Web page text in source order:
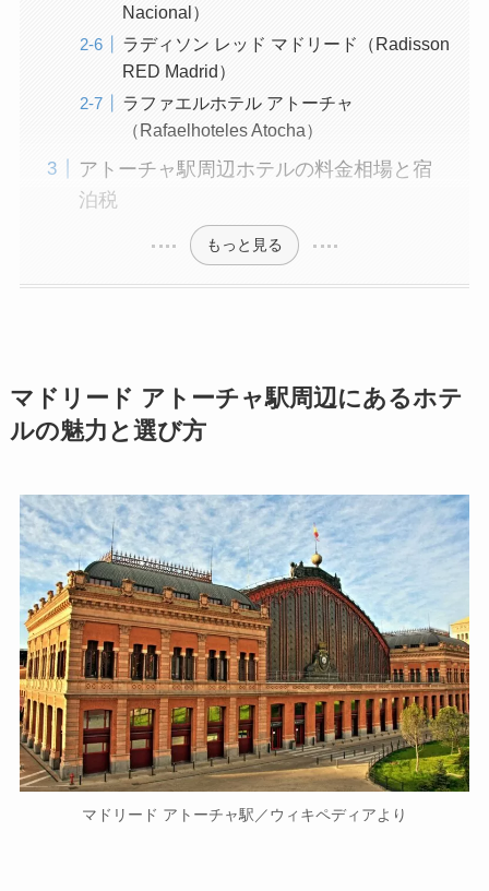
Nacional）
ラディソン レッド マドリード（Radisson
RED Madrid）
ラファエルホテル アトーチャ
（Rafaelhoteles Atocha）
アトーチャ駅周辺ホテルの料金相場と宿
泊税
もっと見る
マドリード アトーチャ駅周辺にあるホテ
ルの魅力と選び方
マドリード アトーチャ駅／ウィキペディアより